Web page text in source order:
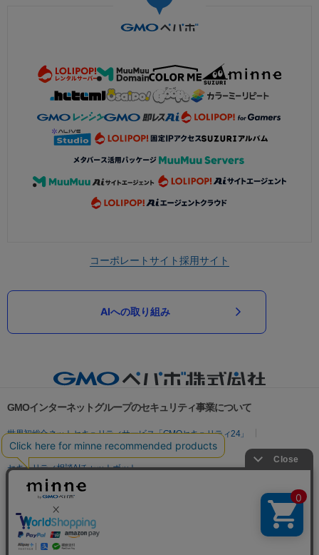
コーポレートサイト採用サイト
AIへの取り組み
GMOインターネットグループのセキュリティ事業について
世界初総合ネットセキュリティサービス「GMOセキュリティ24」
パスワード漏洩診断
Webサイトリスク診断
セキュリティ相談AIチャットボット
実在証明・盗聴対策
サイバー攻撃対策（GMO Flatt Security）
セキュリティ事業の軌跡